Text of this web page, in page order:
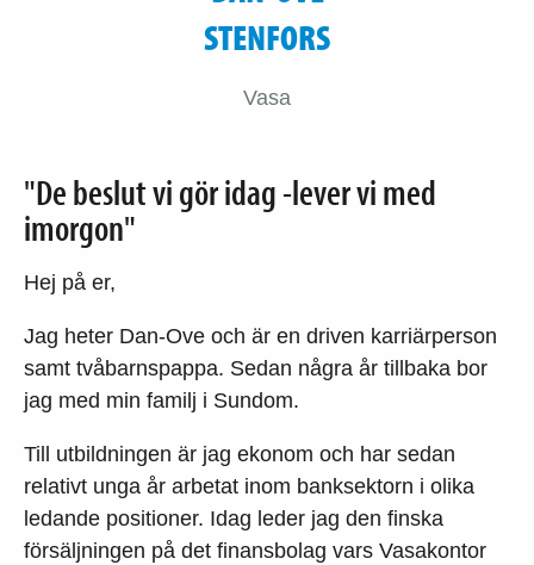
STENFORS
Vasa
"De beslut vi gör idag -lever vi med
imorgon"
Hej på er,
Jag heter Dan-Ove och är en driven karriärperson
samt tvåbarnspappa. Sedan några år tillbaka bor
jag med min familj i Sundom.
Till utbildningen är jag ekonom och har sedan
relativt unga år arbetat inom banksektorn i olika
ledande positioner. Idag leder jag den finska
försäljningen på det finansbolag vars Vasakontor